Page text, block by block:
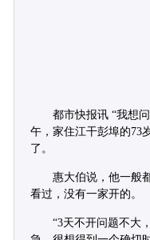
都市快报讯 “我想
午，家住江干彭埠的73
了。
惠大伯说，他一般
看过，没有一家开的。
“3天不开问题不大